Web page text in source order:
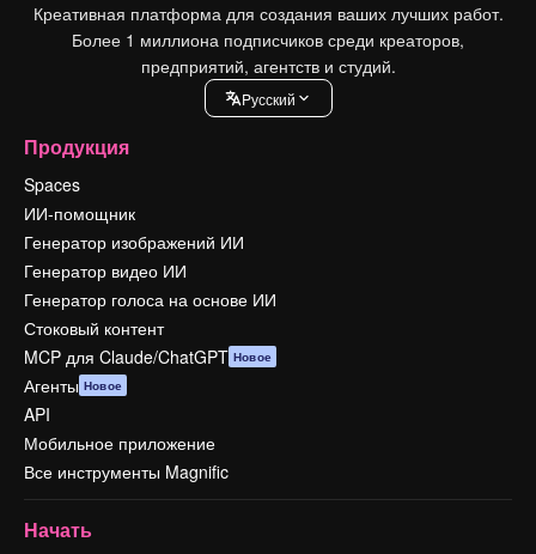
Креативная платформа для создания ваших лучших работ.
Более 1 миллиона подписчиков среди креаторов,
предприятий, агентств и студий.
Pусский
Продукция
Spaces
ИИ-помощник
Генератор изображений ИИ
Генератор видео ИИ
Генератор голоса на основе ИИ
Стоковый контент
MCP для Claude/ChatGPT Новое
Агенты Новое
API
Мобильное приложение
Все инструменты Magnific
Начать